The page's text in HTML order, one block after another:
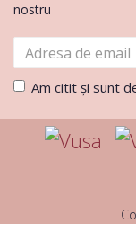
nostru
Am citit şi sunt